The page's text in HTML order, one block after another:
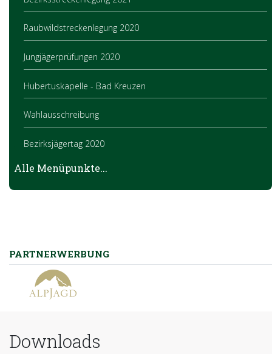
Raubwildstreckenlegung 2020
Jungjägerprüfungen 2020
Hubertuskapelle - Bad Kreuzen
Wahlausschreibung
Bezirksjägertag 2020
Jungjägerprüfung 2021
Alle Menüpunkte...
PARTNERWERBUNG
Downloads